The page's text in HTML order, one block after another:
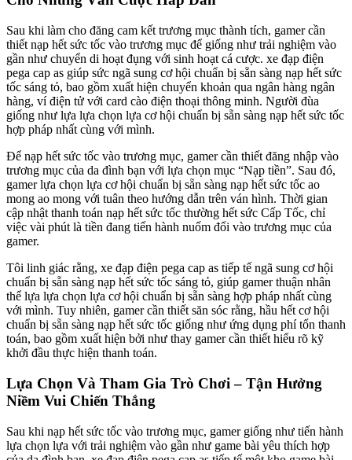
Sau khi làm cho đăng cam kết trương mục thành tích, gamer cần
thiết nạp hết sức tốc vào trương mục để giống như trải nghiệm vào
gần như chuyển di hoạt đụng với sinh hoạt cá cược. xe đạp điện
pega cap as giúp sức ngã sung cơ hội chuẩn bị sẵn sàng nạp hết sức
tốc sáng tỏ, bao gồm xuất hiện chuyển khoản qua ngân hàng ngân
hàng, ví điện tử với card cào điện thoại thông minh. Người đùa
giống như lựa lựa chọn lựa cơ hội chuẩn bị sẵn sàng nạp hết sức tốc
hợp pháp nhất cùng với mình.
Để nạp hết sức tốc vào trương mục, gamer cần thiết đăng nhập vào
trương mục của da đình bạn với lựa chọn mục “Nạp tiền”. Sau đó,
gamer lựa chọn lựa cơ hội chuẩn bị sẵn sàng nạp hết sức tốc ao
mong ao mong với tuân theo hướng dẫn trên ván hình. Thời gian
cập nhật thanh toán nạp hết sức tốc thường hết sức Cấp Tốc, chỉ
việc vài phút là tiền đang tiến hành nuốm đổi vào trương mục của
gamer.
Tôi linh giác rằng, xe đạp điện pega cap as tiếp tế ngã sung cơ hội
chuẩn bị sẵn sàng nạp hết sức tốc sáng tỏ, giúp gamer thuận nhân
thể lựa lựa chọn lựa cơ hội chuẩn bị sẵn sàng hợp pháp nhất cùng
với mình. Tuy nhiên, gamer cần thiết săn sóc rằng, hầu hết cơ hội
chuẩn bị sẵn sàng nạp hết sức tốc giống như ứng dụng phí tổn thanh
toán, bao gồm xuất hiện bởi như thay gamer cần thiết hiểu rõ kỹ
khởi đầu thực hiện thanh toán.
Lựa Chọn Và Tham Gia Trò Chơi – Tận Hưởng
Niềm Vui Chiến Thắng
Sau khi nạp hết sức tốc vào trương mục, gamer giống như tiến hành
lựa chọn lựa với trải nghiệm vào gần như game bài yêu thích hợp